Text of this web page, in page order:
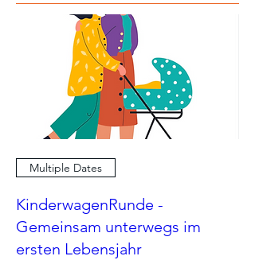
Multiple Dates
KinderwagenRunde -
Gemeinsam unterwegs im
ersten Lebensjahr